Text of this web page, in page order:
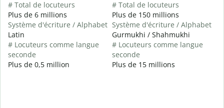
# Total de locuteurs
Plus de 6 millions
Système d'écriture / Alphabet
Latin
# Locuteurs comme langue
seconde
Plus de 0,5 million
# Total de locuteurs
Plus de 150 millions
Système d'écriture / Alphabet
Gurmukhi / Shahmukhi
# Locuteurs comme langue
seconde
Plus de 15 millions